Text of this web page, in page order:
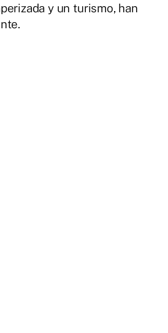
y un turismo, han